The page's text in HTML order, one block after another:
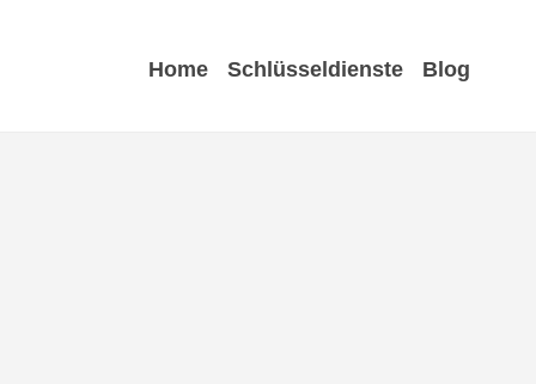
Home Schlüsseldienste Blog